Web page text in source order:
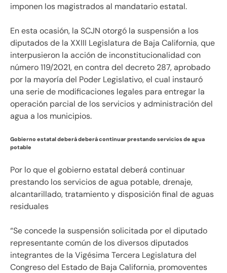
imponen los magistrados al mandatario estatal.
En esta ocasión, la SCJN otorgó la suspensión a los
diputados de la XXIII Legislatura de Baja California, que
interpusieron la acción de inconstitucionalidad con
número 119/2021, en contra del decreto 287, aprobado
por la mayoría del Poder Legislativo, el cual instauró
una serie de modificaciones legales para entregar la
operación parcial de los servicios y administración del
agua a los municipios.
Gobierno estatal deberá deberá continuar prestando servicios de agua
potable
Por lo que el gobierno estatal deberá continuar
prestando los servicios de agua potable, drenaje,
alcantarillado, tratamiento y disposición final de aguas
residuales
“Se concede la suspensión solicitada por el diputado
representante común de los diversos diputados
integrantes de la Vigésima Tercera Legislatura del
Congreso del Estado de Baja California, promoventes